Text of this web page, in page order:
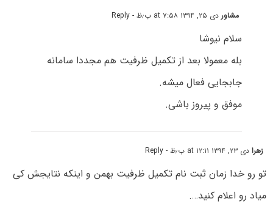
مشاوردی ۲۵, ۱۳۹۴ at ۷:۵۸ ب٫ظ - Reply
سلام نیوشا
بله معمولا بعد از تکمیل ظرفیت هم مجددا سامانه
جابجایی فعال میشه.
موفق و پیروز باشی.
زهرادی ۲۳, ۱۳۹۴ at ۱۲:۱۱ ب٫ظ - Reply
تو رو خدا زمان ثبت نام تکمیل ظرفیت بهمن و اینکه نتایجش کی
میاد رو اعلام کنید….